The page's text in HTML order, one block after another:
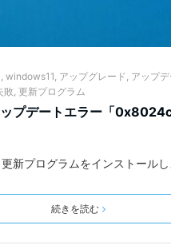
, windows11, アップグレード , アップデ
敗, 更新プログラム
プデートエラー「
新プログラムをインストール
続きを読む